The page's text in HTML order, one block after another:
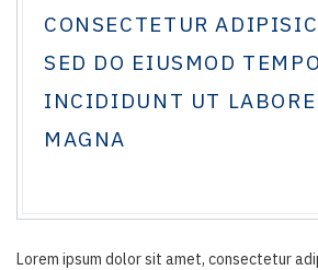
CONSECTETUR
SED DO EIUSMOD
INCIDIDUNT UT LABORE
MAGNA
Lorem ipsum dolor sit amet, consectetur